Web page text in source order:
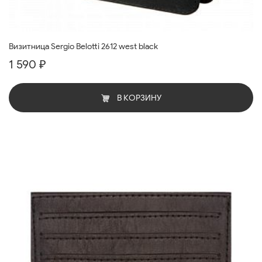
Визитница Sergio Belotti 2612 west black
1 590 ₽
В КОРЗИНУ